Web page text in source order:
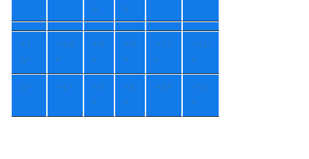
é
e
+1
6°
+16
°
+9
°
+9
°
+13
°
+16
°
0°
+1° +7
°
+8
°
+8° +10
°